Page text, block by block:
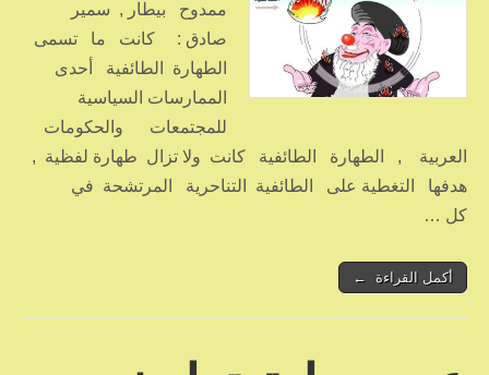
ممدوح بيطار , سمير
صادق : كانت ما تسمى
الطهارة الطائفية أحدى
الممارسات السياسية
للمجتمعات والحكومات
العربية , الطهارة الطائفية كانت ولا تزال طهارة لفظية ,
هدفها التغطية على الطائفية التناحرية المرتشحة في
كل …
أكمل القراءة ←